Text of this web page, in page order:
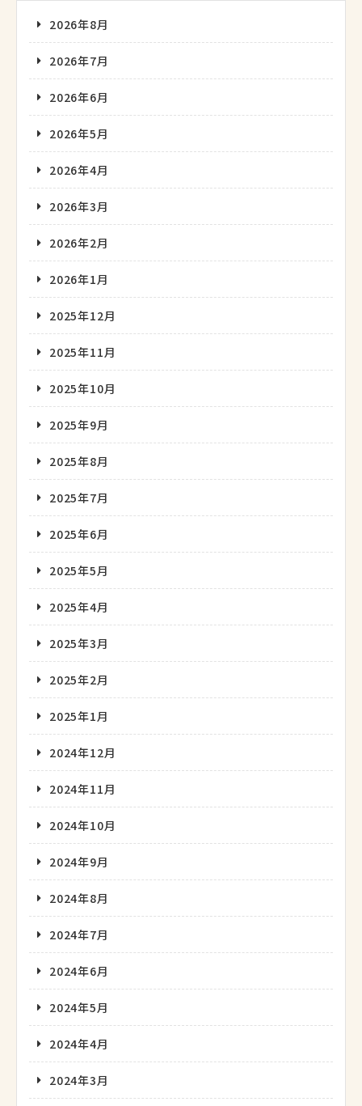
2026年8月
2026年7月
2026年6月
2026年5月
2026年4月
2026年3月
2026年2月
2026年1月
2025年12月
2025年11月
2025年10月
2025年9月
2025年8月
2025年7月
2025年6月
2025年5月
2025年4月
2025年3月
2025年2月
2025年1月
2024年12月
2024年11月
2024年10月
2024年9月
2024年8月
2024年7月
2024年6月
2024年5月
2024年4月
2024年3月